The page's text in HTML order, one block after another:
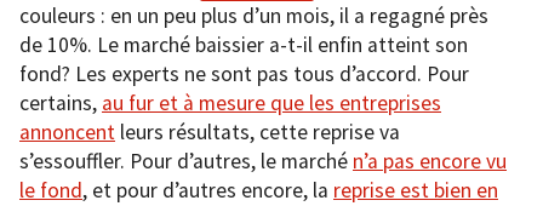
couleurs : en un peu plus d’un mois, il a regagné près
de 10%. Le marché baissier a-t-il enfin atteint son
fond? Les experts ne sont pas tous d’accord. Pour
certains, au fur et à mesure que les entreprises
annoncent leurs résultats, cette reprise va
s’essouffler. Pour d’autres, le marché n’a pas encore vu
le fond, et pour d’autres encore, la reprise est bien en